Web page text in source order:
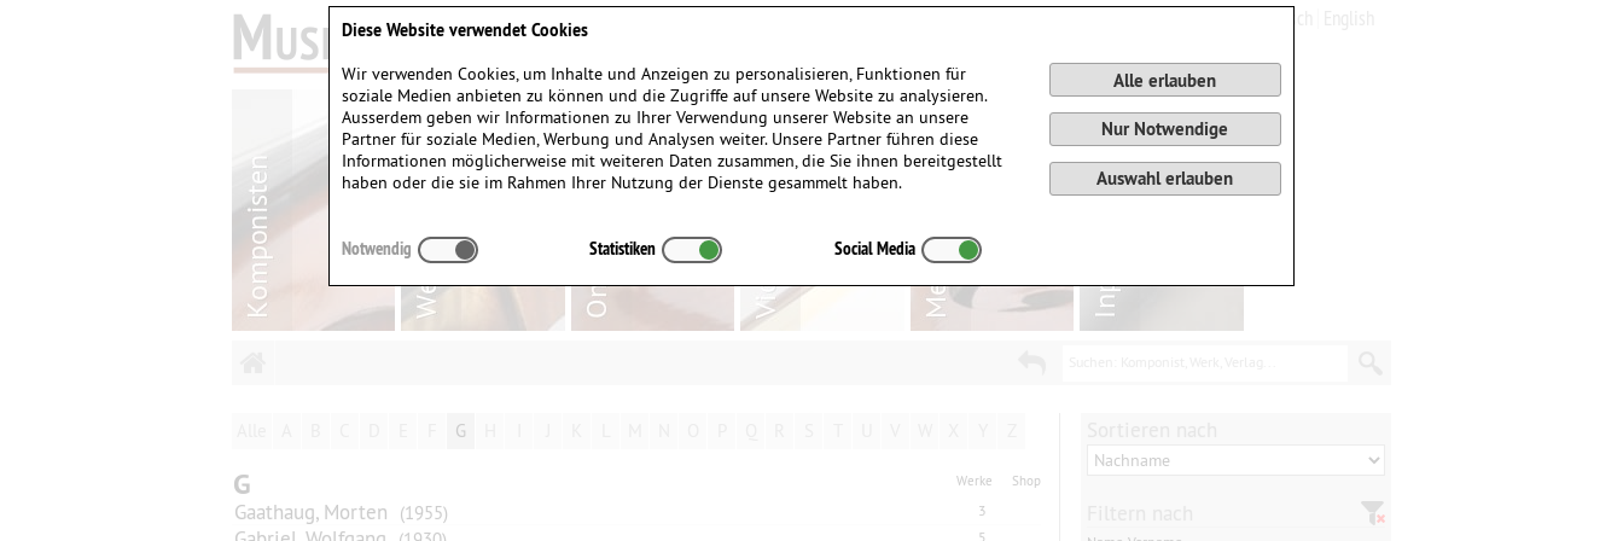
G
G Werke Shop
Gaathaug, Morten (1955) 3
5
Diese Website verwendet Cookies
Wir verwenden Cookies, um Inhalte und Anzeigen zu personalisieren, Funktionen für
soziale Medien anbieten zu können und die Zugriffe auf unsere Website zu analysieren.
Ausserdem geben wir Informationen zu Ihrer Verwendung unserer Website an unsere
Partner für soziale Medien, Werbung und Analysen weiter. Unsere Partner führen diese
Informationen möglicherweise mit weiteren Daten zusammen, die Sie ihnen bereitgestellt
haben oder die sie im Rahmen Ihrer Nutzung der Dienste gesammelt haben.
Alle erlauben
Nur Notwendige
Auswahl erlauben
Notwendig Statistiken Social Media